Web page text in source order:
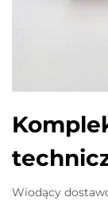
Wiodący